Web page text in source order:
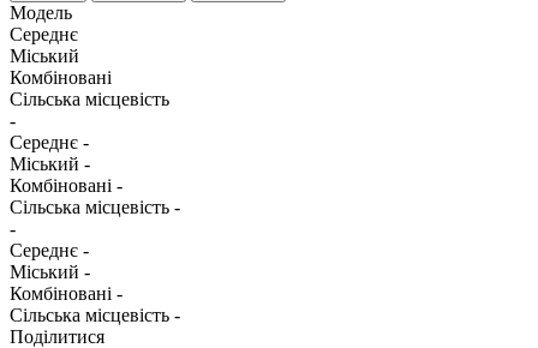
Модель
Середнє
Міський
Комбіновані
Сільська місцевість
-
Середнє -
Міський -
Комбіновані -
Сільська місцевість -
-
Середнє -
Міський -
Комбіновані -
Сільська місцевість -
Поділитися